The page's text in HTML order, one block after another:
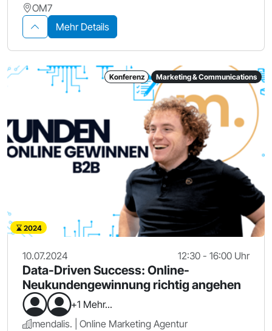
OM7
Mehr Details
Konferenz Marketing & Communications
2024
10.07.2024 12:30 - 16:00 Uhr
Data-Driven Success: Online-
Neukundengewinnung richtig angehen
+1 Mehr...
mendalis. | Online Marketing Agentur